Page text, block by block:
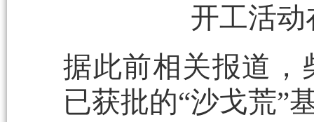
开工活
据此前相关报道，
已获批的“沙戈荒”